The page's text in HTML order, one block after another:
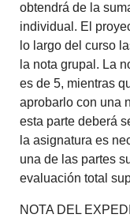
obtendrá de la
individual. El
lo largo del curso
la nota grupal. La
es de 5, mientras
aprobarlo con una
esta parte deberá
la asignatura es
una de las partes
evaluación total
NOTA DEL